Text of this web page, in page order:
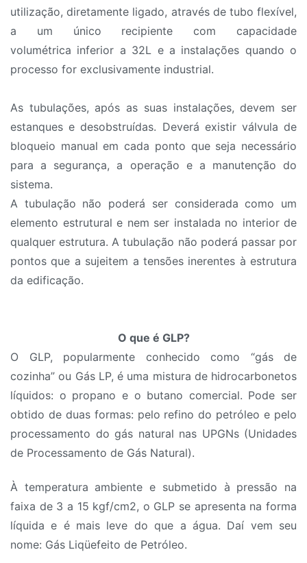
utilização, diretamente ligado, através de tubo flexível,
a um único recipiente com capacidade
volumétrica inferior a 32L e a instalações quando o
processo for exclusivamente industrial.
As tubulações, após as suas instalações, devem ser
estanques e desobstruídas. Deverá existir válvula de
bloqueio manual em cada ponto que seja necessário
para a segurança, a operação e a manutenção do
sistema.
A tubulação não poderá ser considerada como um
elemento estrutural e nem ser instalada no interior de
qualquer estrutura. A tubulação não poderá passar por
pontos que a sujeitem a tensões inerentes à estrutura
da edificação.
O que é GLP?
O GLP, popularmente conhecido como “gás de
cozinha” ou Gás LP, é uma mistura de hidrocarbonetos
líquidos: o propano e o butano comercial. Pode ser
obtido de duas formas: pelo refino do petróleo e pelo
processamento do gás natural nas UPGNs (Unidades
de Processamento de Gás Natural).
À temperatura ambiente e submetido à pressão na
faixa de 3 a 15 kgf/cm2, o GLP se apresenta na forma
líquida e é mais leve do que a água. Daí vem seu
nome: Gás Liqüefeito de Petróleo.